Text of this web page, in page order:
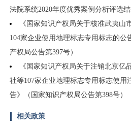
法院系统2020年度优秀案例分析评选结
《国家知识产权局关于核准武夷山
104家企业使用地理标志专用标志的公
产权局公告第397号）
《国家知识产权局关于注销北京亿
社等107家企业地理标志专用标志使用
告》（国家知识产权局公告第398号）
相关政策